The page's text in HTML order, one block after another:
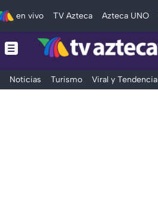
en vivo TV Azteca Azteca UNO
Noticias Turismo Viral y Tendencia